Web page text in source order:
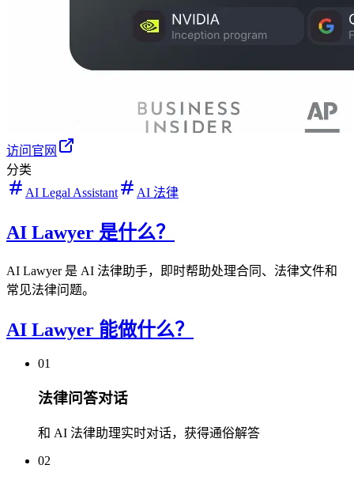
访问官网
分类
AI Legal Assistant
AI 法律
AI Lawyer 是什么？
AI Lawyer 是 AI 法律助手，即时帮助处理合同、法律文件和
常见法律问题。
AI Lawyer 能做什么？
01
法律问答对话
和 AI 法律助理实时对话，获得通俗解答
02